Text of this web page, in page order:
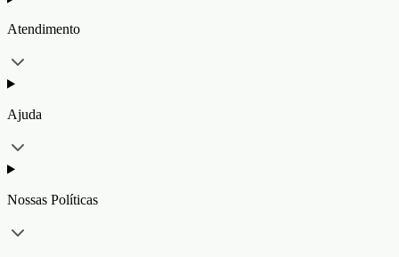
Atendimento
Ajuda
Nossas Políticas